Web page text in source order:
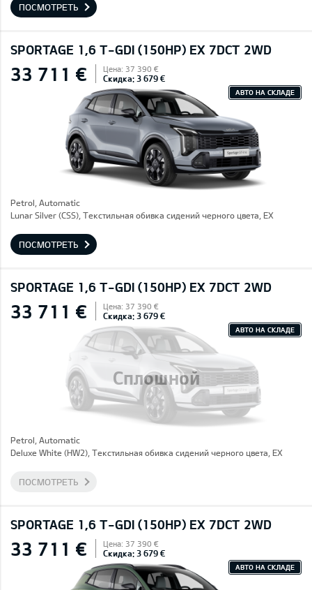
ПОСМОТРЕТЬ
SPORTAGE 1,6 T-GDI (150HP) EX 7DCT 2WD
33 711 € Цена: 37 390 €
Скидка: 3 679 €
АВТО НА СКЛАДЕ
Petrol, Automatic
Lunar Silver (CSS), Текстильная обивка сидений черного цвета, EX
ПОСМОТРЕТЬ
SPORTAGE 1,6 T-GDI (150HP) EX 7DCT 2WD
Сплошной
33 711 € Цена: 37 390 €
Скидка: 3 679 €
АВТО НА СКЛАДЕ
Petrol, Automatic
Deluxe White (HW2), Текстильная обивка сидений черного цвета, EX
ПОСМОТРЕТЬ
SPORTAGE 1,6 T-GDI (150HP) EX 7DCT 2WD
33 711 € Цена: 37 390 €
Скидка: 3 679 €
АВТО НА СКЛАДЕ